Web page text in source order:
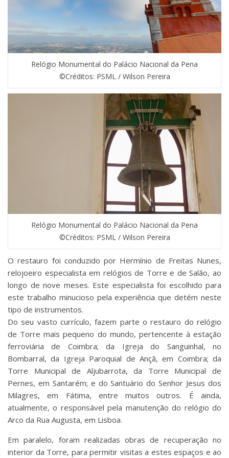
Relógio Monumental do Palácio Nacional da Pena
©Créditos: PSML / Wilson Pereira
Relógio Monumental do Palácio Nacional da Pena
©Créditos: PSML / Wilson Pereira
O restauro foi conduzido por Hermínio de Freitas Nunes,
relojoeiro especialista em relógios de Torre e de Salão, ao
longo de nove meses. Este especialista foi escolhido para
este trabalho minucioso pela experiência que detém neste
tipo de instrumentos.
Do seu vasto currículo, fazem parte o restauro do relógio
de Torre mais pequeno do mundo, pertencente à estação
ferroviária de Coimbra; da Igreja do Sanguinhal, no
Bombarral, da Igreja Paroquial de Ançã, em Coimbra; da
Torre Municipal de Aljubarrota, da Torre Municipal de
Pernes, em Santarém; e do Santuário do Senhor Jesus dos
Milagres, em Fátima, entre muitos outros. É ainda,
atualmente, o responsável pela manutenção do relógio do
Arco da Rua Augusta, em Lisboa.
Em paralelo, foram realizadas obras de recuperação no
interior da Torre, para permitir visitas a estes espaços e ao